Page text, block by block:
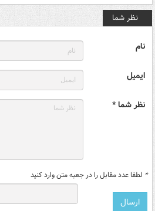
نظر شما
نام
ایمیل
نظر شما *
* لطفا عدد مقابل را در جعبه متن وارد کنید